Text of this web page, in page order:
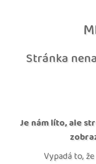
Stránka
Je nám líto, ale
Vypadá to,